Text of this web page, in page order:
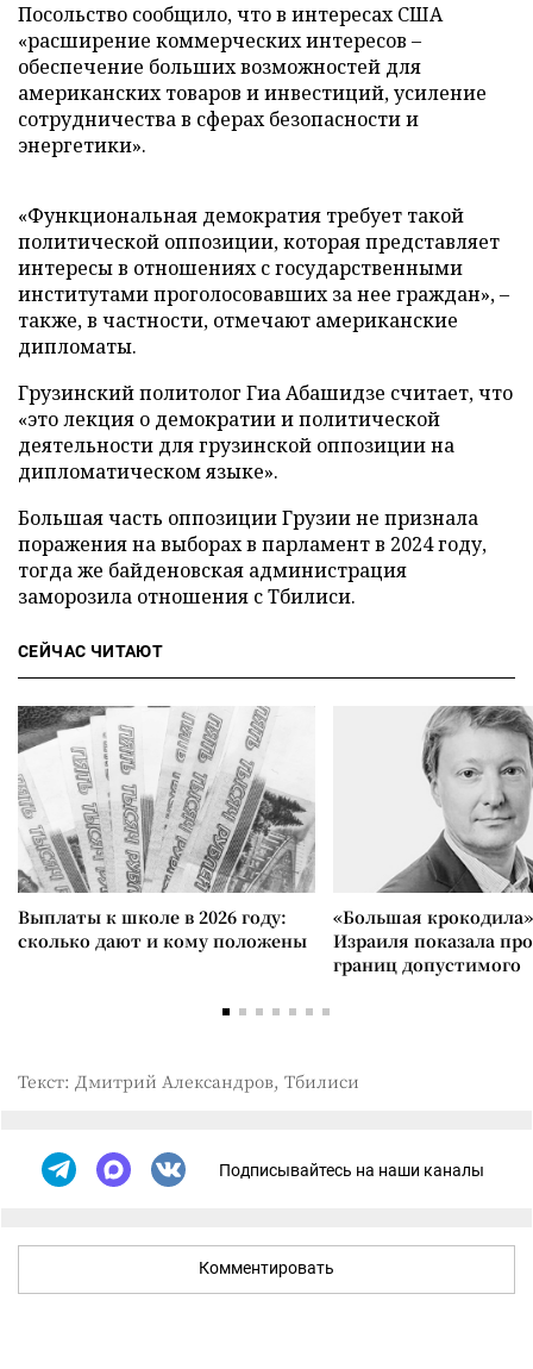
Посольство сообщило, что в интересах США
«расширение коммерческих интересов –
обеспечение больших возможностей для
американских товаров и инвестиций, усиление
сотрудничества в сферах безопасности и
энергетики».
«Функциональная демократия требует такой
политической оппозиции, которая представляет
интересы в отношениях с государственными
институтами проголосовавших за нее граждан», –
также, в частности, отмечают американские
дипломаты.
Грузинский политолог Гиа Абашидзе считает, что
«это лекция о демократии и политической
деятельности для грузинской оппозиции на
дипломатическом языке».
Большая часть оппозиции Грузии не признала
поражения на выборах в парламент в 2024 году,
тогда же байденовская администрация
заморозила отношения с Тбилиси.
СЕЙЧАС ЧИТАЮТ
Выплаты к школе в 2026 году:
сколько дают и кому положены
«Большая
Израиля показала
границ допустимого
Текст: Дмитрий Александров, Тбилиси
Подписывайтесь на наши каналы
Комментировать